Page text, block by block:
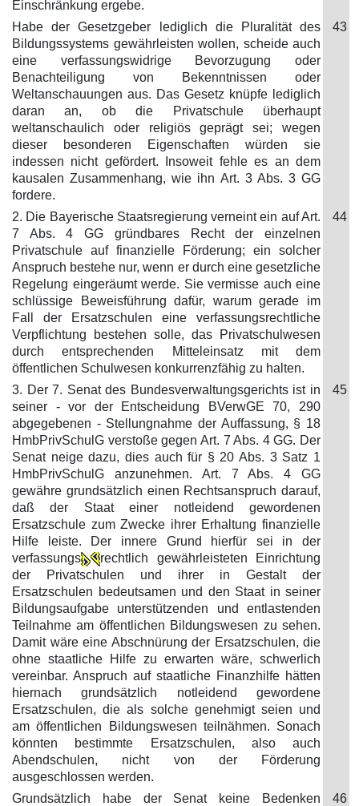
Einschränkung ergebe.
Habe der Gesetzgeber lediglich die Pluralität des
Bildungssystems gewährleisten wollen, scheide auch
eine verfassungswidrige Bevorzugung oder
Benachteiligung von Bekenntnissen oder
Weltanschauungen aus. Das Gesetz knüpfe lediglich
daran an, ob die Privatschule überhaupt
weltanschaulich oder religiös geprägt sei; wegen
dieser besonderen Eigenschaften würden sie
indessen nicht gefördert. Insoweit fehle es an dem
kausalen Zusammenhang, wie ihn Art. 3 Abs. 3 GG
fordere.
43
2. Die Bayerische Staatsregierung verneint ein auf Art.
7 Abs. 4 GG gründbares Recht der einzelnen
Privatschule auf finanzielle Förderung; ein solcher
Anspruch bestehe nur, wenn er durch eine gesetzliche
Regelung eingeräumt werde. Sie vermisse auch eine
schlüssige Beweisführung dafür, warum gerade im
Fall der Ersatzschulen eine verfassungsrechtliche
Verpflichtung bestehen solle, das Privatschulwesen
durch entsprechenden Mitteleinsatz mit dem
öffentlichen Schulwesen konkurrenzfähig zu halten.
44
3. Der 7. Senat des Bundesverwaltungsgerichts ist in
seiner - vor der Entscheidung BVerwGE 70, 290
abgegebenen - Stellungnahme der Auffassung, § 18
HmbPrivSchulG verstoße gegen Art. 7 Abs. 4 GG. Der
Senat neige dazu, dies auch für § 20 Abs. 3 Satz 1
HmbPrivSchulG anzunehmen. Art. 7 Abs. 4 GG
gewähre grundsätzlich einen Rechtsanspruch darauf,
daß der Staat einer notleidend gewordenen
Ersatzschule zum Zwecke ihrer Erhaltung finanzielle
Hilfe leiste. Der innere Grund hierfür sei in der
verfassungs
rechtlich gewährleisteten Einrichtung
der Privatschulen und ihrer in Gestalt der
Ersatzschulen bedeutsamen und den Staat in seiner
Bildungsaufgabe unterstützenden und entlastenden
Teilnahme am öffentlichen Bildungswesen zu sehen.
Damit wäre eine Abschnürung der Ersatzschulen, die
ohne staatliche Hilfe zu erwarten wäre, schwerlich
vereinbar. Anspruch auf staatliche Finanzhilfe hätten
hiernach grundsätzlich notleidend gewordene
Ersatzschulen, die als solche genehmigt seien und
am öffentlichen Bildungswesen teilnähmen. Sonach
könnten bestimmte Ersatzschulen, also auch
Abendschulen, nicht von der Förderung
ausgeschlossen werden.
45
Grundsätzlich habe der Senat keine Bedenken
46